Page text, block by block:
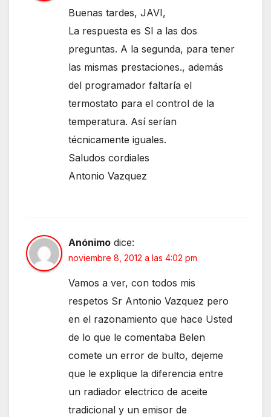
Buenas tardes, JAVI,
La respuesta es SI a las dos
preguntas. A la segunda, para tener
las mismas prestaciones., además
del programador faltaría el
termostato para el control de la
temperatura. Así serían
técnicamente iguales.
Saludos cordiales
Antonio Vazquez
Anónimo dice:
noviembre 8, 2012 a las 4:02 pm
Vamos a ver, con todos mis
respetos Sr Antonio Vazquez pero
en el razonamiento que hace Usted
de lo que le comentaba Belen
comete un error de bulto, dejeme
que le explique la diferencia entre
un radiador electrico de aceite
tradicional y un emisor de